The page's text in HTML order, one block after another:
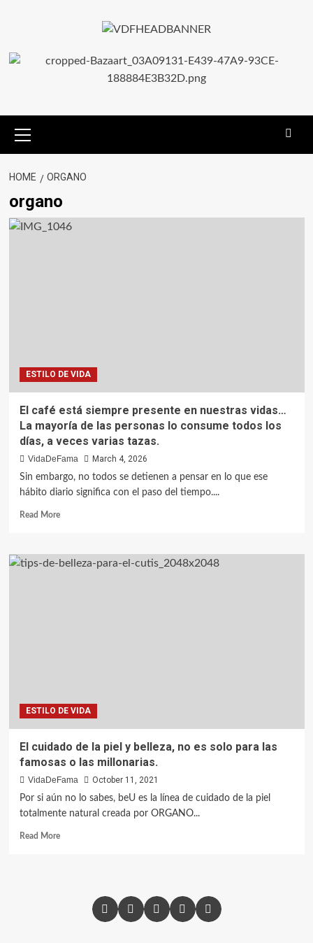
HOME ORGANO
organo
ESTILO DE VIDA
El café está siempre presente en nuestras vidas…
La mayoría de las personas lo consume todos los
días, a veces varias tazas.
VidaDeFama
March 4, 2026
Sin embargo, no todos se detienen a pensar en lo que ese
hábito diario significa con el paso del tiempo....
Read More
ESTILO DE VIDA
El cuidado de la piel y belleza, no es solo para las
famosas o las millonarias.
VidaDeFama
October 11, 2021
Por si aún no lo sabes, beU es la línea de cuidado de la piel
totalmente natural creada por ORGANO...
Read More